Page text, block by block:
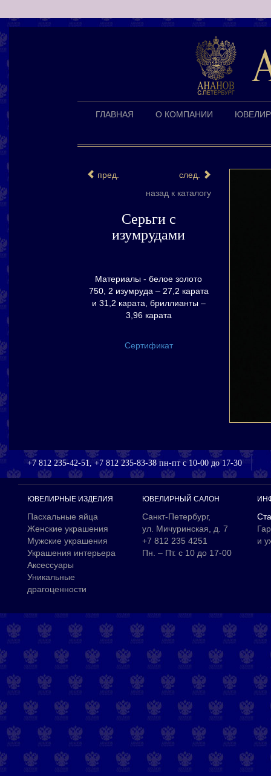
ГЛАВНАЯ О КОМПАНИИ
пред.
след.
назад к каталогу
Серьги с
изумрудами
Материалы - белое золото
750, 2 изумруда – 27,2 карата
и 31,2 карата, бриллианты –
3,96 карата
Сертификат
+7 812 235-42-51, +7 812 235-83-38 пн-пт с 10-00 до 17-30
ЮВЕЛИРНЫЕ ИЗДЕЛИЯ
Пасхальные яйца
Женские украшения
Мужские украшения
Украшения интерьера
Аксессуары
Уникальные
драгоценности
ЮВЕЛИРНЫЙ САЛОН
Санкт-Петербург,
ул. Мичуринская, д. 7
+7 812 235 4251
Пн. – Пт. с 10 до 17-00
и